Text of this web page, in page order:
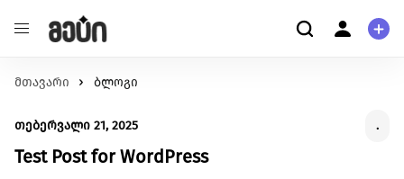
განათლება
ხელმისაწვდომობა
ჯანმრთელობა
ჩვენ შესახებ
მომხმარებელი
კითხვა-პასუხი
მთავარი ბლოგი
Test Post for WordPress
თებერვალი 21, 2025 .